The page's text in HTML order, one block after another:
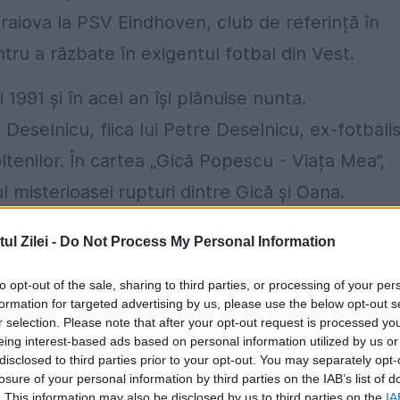
Zilei - Do Not Process My Personal Information
opt-out of the sale, sharing to third parties, or processing of your
for targeted advertising by us, please use the below opt-out
selection. Please note that after your opt-out request is processed
interest-based ads based on personal information utilized by us
to third parties prior to your opt-out. You may separately
of your personal information by third parties on the IAB’s list of
This information may also be disclosed by us to third parties on the
la PSV Eindhoven, club de referință în
a răzbate în exigentul fotbal din Vest.
și în acel an își plănuise nunta.
fiica lui Petre Deselnicu, ex-
În cartea „Gică Popescu - Viața Mea”,
misterioasei rupturi dintre Gică și Oana.
Oana și Petre Deselnicu se vor număra printre
Apoi, în toamnă, după ce Gică Popescu își
foarte des. Ruptura a venit în primăvara
Nanu, care redă dialogul avut cu fostul